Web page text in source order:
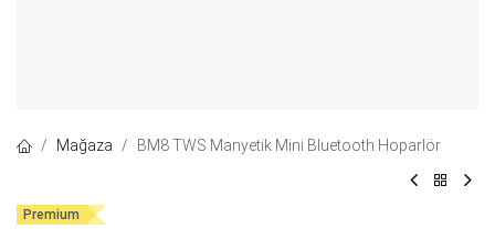
Mağaza BM8 TWS Manyetik Mini Bluetooth Hoparlör
Premium